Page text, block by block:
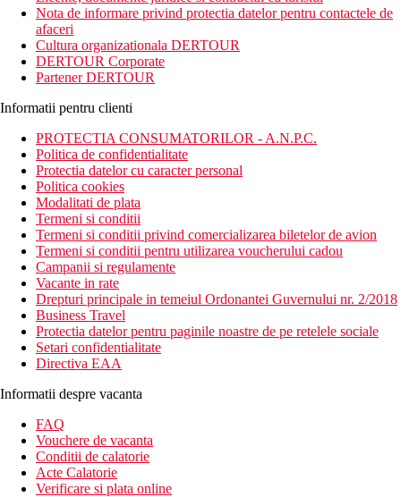
Hotelul ofera cazare confortabila, cu posibilitati excelente de
scufundari. Micul dejun este inclus. Toate camerele sunt
mobilate, au aer conditionat si TV prin satelit. Fiecare camera
are vedere la mare, piscina sau gradina.
Distanta
44 km distanta de Aeroportul International Hurghada
Descrierea camerei
Camerele dispun de:
uscator de par
lenjerie de pat
Wifi
toaleta
aer conditionat (controlat central)
cada sau dus
balcon / terasa
telefon
TV
seif
minibar
Descrierea hotelului
camera de bagaje
schimb valutar
receptie deschisa non stop
menaj zilnic
Nota de informare privind protectia datelor pentru contactele de
afaceri
Cultura organizationala DERTOUR
DERTOUR Corporate
Partener DERTOUR
Informatii pentru clienti
PROTECTIA CONSUMATORILOR - A.N.P.C.
Politica de confidentialitate
Protectia datelor cu caracter personal
Politica cookies
Modalitati de plata
Termeni si conditii
Termeni si conditii privind comercializarea biletelor de avion
Termeni si conditii pentru utilizarea voucherului cadou
Campanii si regulamente
Vacante in rate
Drepturi principale in temeiul Ordonantei Guvernului nr. 2/2018
Business Travel
Protectia datelor pentru paginile noastre de pe retelele sociale
Setari confidentialitate
Directiva EAA
Informatii despre vacanta
FAQ
Vouchere de vacanta
Conditii de calatorie
Acte Calatorie
Verificare si plata online